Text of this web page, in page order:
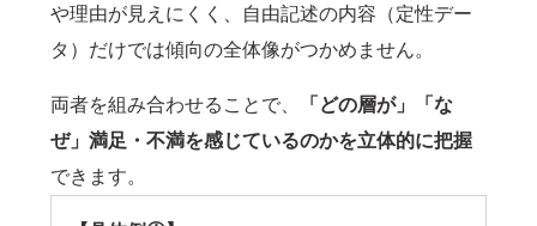
や理由が見えにくく、自由記述の内容（定性デー
タ）だけでは傾向の全体像がつかめません。
両者を組み合わせることで、
「どの層が」「な
ぜ」満足・不満を感じているのかを立体的に把握
できます。